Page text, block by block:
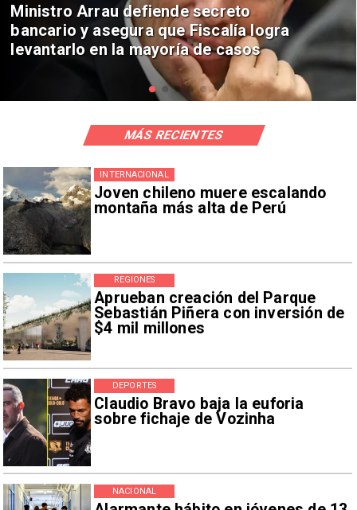
Actriz chilena compite por el Oscar
con Penélope Cruz y Anne Hathaway
Joven chileno muere escalando
montaña más alta de Perú
INTERNACIONAL
Aprueban creación del Parque
Sebastián Piñera con inversión de
$4 mil millones
REGIONES
Claudio Bravo baja la euforia
sobre fichaje de Vozinha
DEPORTES
NACIONAL
MÁS RECIENTES